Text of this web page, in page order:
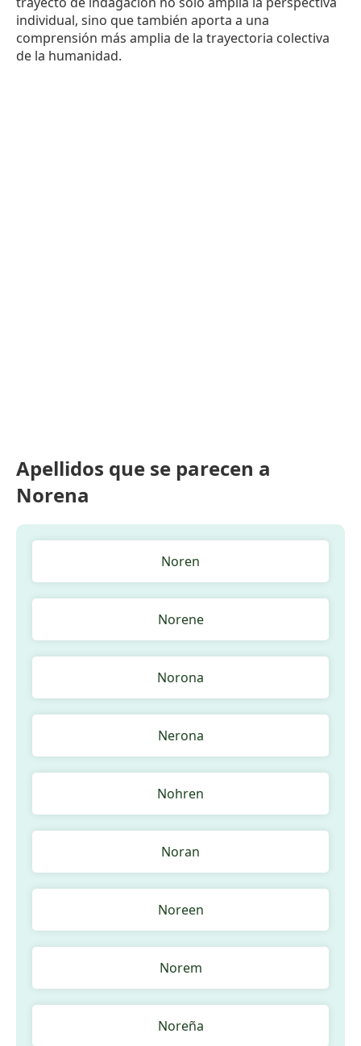
individual, sino que también aporta a una
comprensión más amplia de la trayectoria colectiva
de la humanidad.
Apellidos que se parecen a
Norena
Noren
Norene
Norona
Nerona
Nohren
Noran
Noreen
Norem
Noreña